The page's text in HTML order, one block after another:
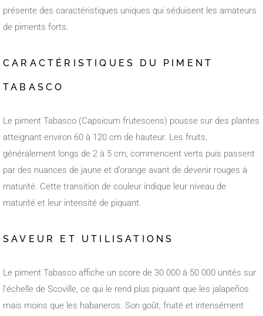
présente des caractéristiques uniques qui séduisent les amateurs
de piments forts.
CARACTÉRISTIQUES DU PIMENT
TABASCO
Le piment Tabasco (Capsicum frutescens) pousse sur des plantes
atteignant environ 60 à 120 cm de hauteur. Les fruits,
généralement longs de 2 à 5 cm, commencent verts puis passent
par des nuances de jaune et d’orange avant de devenir rouges à
maturité. Cette transition de couleur indique leur niveau de
maturité et leur intensité de piquant.
SAVEUR ET UTILISATIONS
Le piment Tabasco affiche un score de 30 000 à 50 000 unités sur
l’échelle de Scoville, ce qui le rend plus piquant que les jalapeños
mais moins que les habaneros. Son goût, fruité et intensément